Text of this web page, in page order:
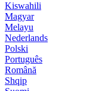
Kiswahili
Magyar
Melayu
Nederlands
Polski
Português
Română
Shqip